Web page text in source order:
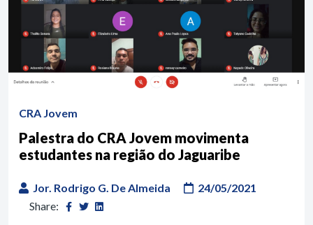
CRA Jovem
Palestra do CRA Jovem movimenta
estudantes na região do Jaguaribe
Jor. Rodrigo G. De Almeida
24/05/2021
Share: